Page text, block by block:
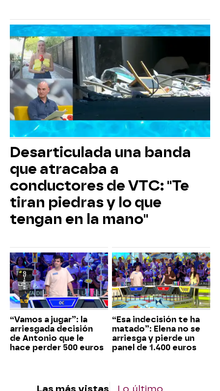
Desarticulada una banda
que atracaba a
conductores de VTC: "Te
tiran piedras y lo que
tengan en la mano"
“Vamos a jugar”: la
arriesgada decisión
de Antonio que le
hace perder 500 euros
“Esa indecisión te ha
matado”: Elena no se
arriesga y pierde un
panel de 1.400 euros
Las más vistas Lo último